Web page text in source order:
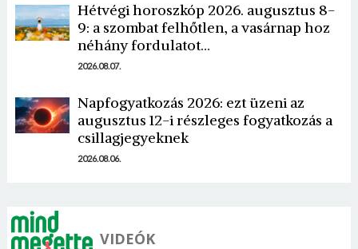
Hétvégi horoszkóp 2026. augusztus 8-
9: a szombat felhőtlen, a vasárnap hoz
néhány fordulatot…
2026.08.07.
Napfogyatkozás 2026: ezt üzeni az
augusztus 12-i részleges fogyatkozás a
csillagjegyeknek
2026.08.06.
VIDEÓK